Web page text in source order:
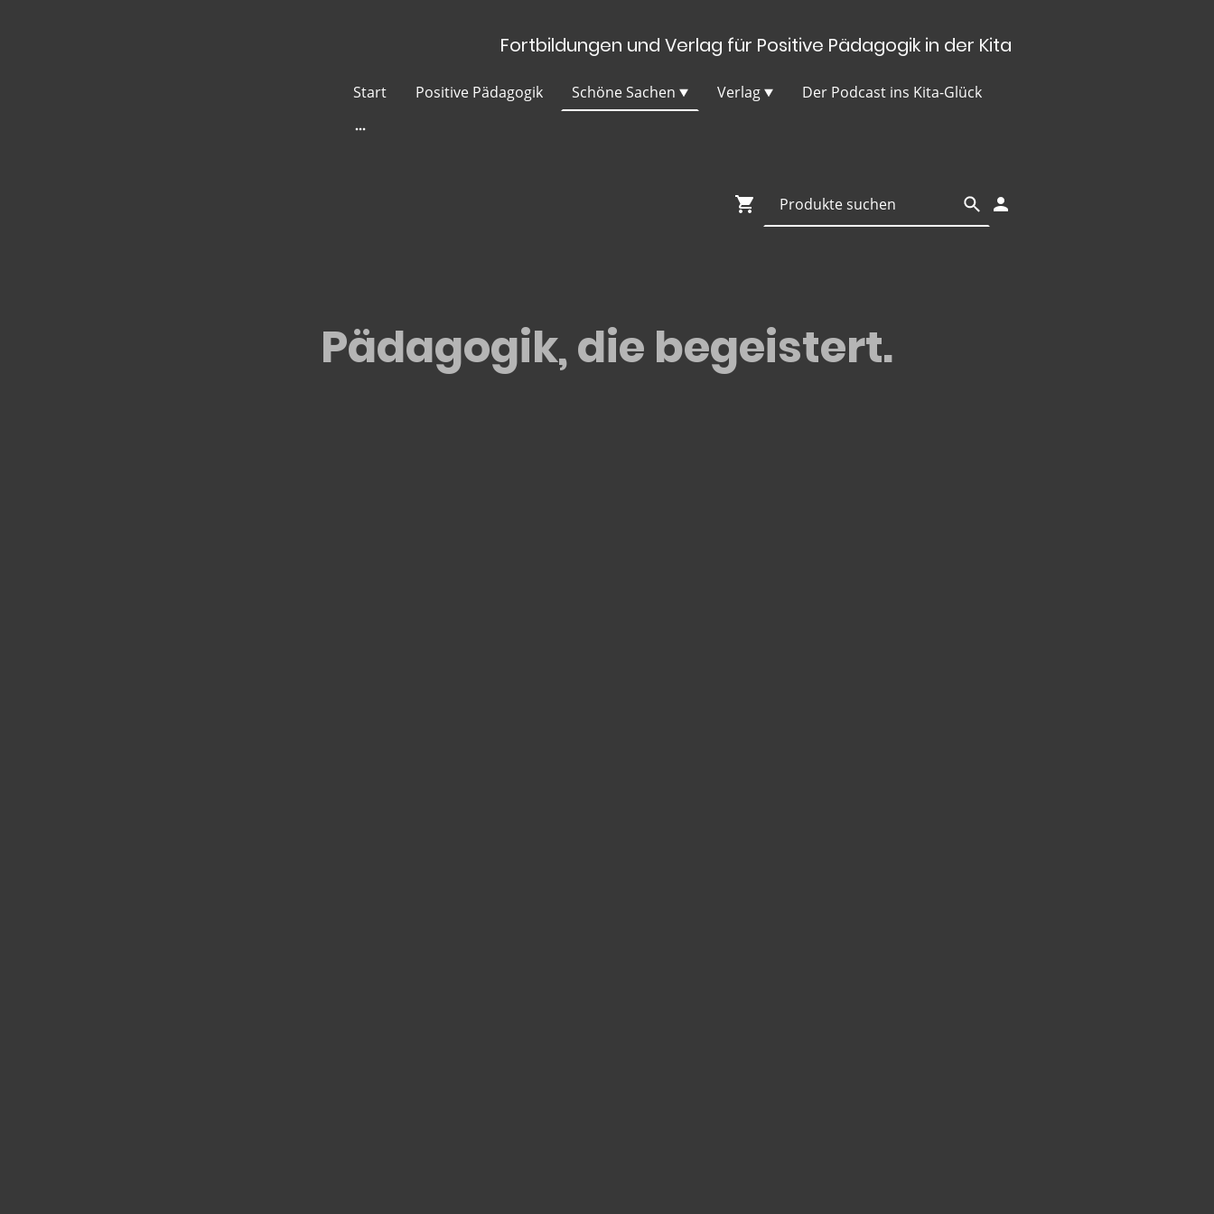
Fortbildungen und Verlag für Positive Pädagogik in der Kita
Start Positive Pädagogik Schöne Sachen Verlag Der Podcast ins Kita-Glück
Pädagogik, die begeistert.